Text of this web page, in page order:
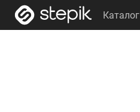
Каталог